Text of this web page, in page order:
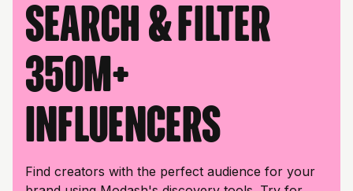
Search & filter
350M+
influencers
Find creators with the perfect audience for your